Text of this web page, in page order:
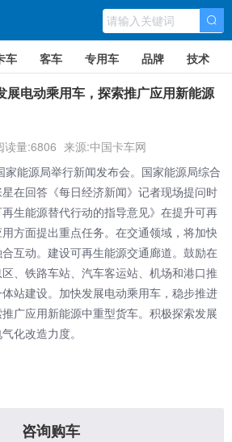
车 客车 专用车 品牌 技术
展电动乘用车，探索推广应用新能源
读量:6806 来源:中国卡车网
能源局举行新闻发布会。国家能源局综合
在回答《每日经济新闻》记者现场提问时
生能源替代行动的指导意见》在提升可再
方面提出重点任务。在交通领域，将加快
互动。建设可再生能源交通廊道。鼓励在
、铁路车站、汽车客运站、机场和港口推
站建设。加快发展电动乘用车，稳步推进
广应用新能源中重型货车。积极探索发展
化改造力度。
咨询购车